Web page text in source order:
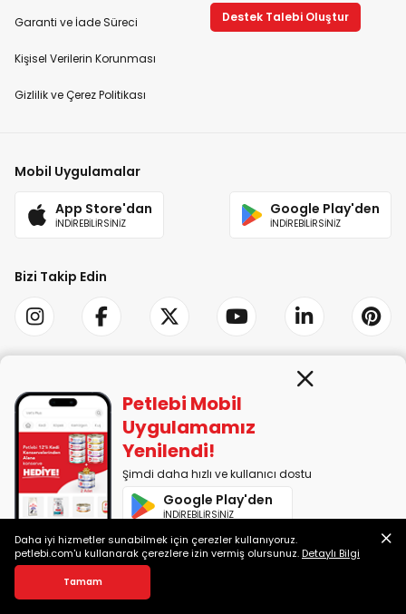
Ocicat Kedisi Özellikleri, Bakımı ve Karakteri
Garanti ve İade Süreci
Kişisel Verilerin Korunması
Gizlilik ve Çerez Politikası
Destek Talebi Oluştur
Mobil Uygulamalar
App Store'dan
İNDİREBİLİRSİNİZ
Google Play'den
İNDİREBİLİRSİNİZ
Bizi Takip Edin
Güvenilir Alışveriş
Petlebi Mobil
Uygulamamız
Yenilendi!
Şimdi daha hızlı ve kullanıcı dostu
Google Play'den
İNDİREBİLİRSİNİZ
App Store'dan
Daha iyi hizmetler sunabilmek için çerezler kullanıyoruz.
petlebi.com'u kullanarak çerezlere izin vermiş olursunuz.Detaylı Bilgi
Tamam